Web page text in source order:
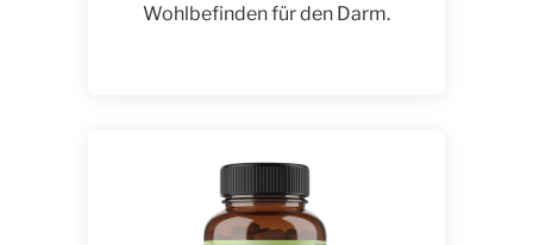
Wohlbefinden für den Darm.